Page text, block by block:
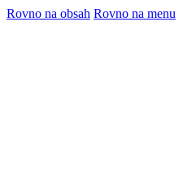
Rovno na obsah Rovno na menu